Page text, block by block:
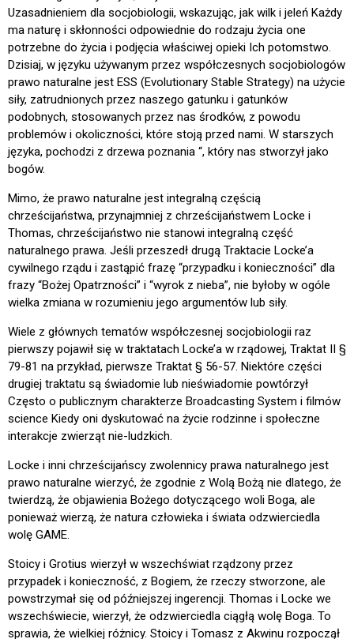
Uzasadnieniem dla socjobiologii, wskazując, jak wilk i jeleń Każdy
ma naturę i skłonności odpowiednie do rodzaju życia one
potrzebne do życia i podjęcia właściwej opieki Ich potomstwo.
Dzisiaj, w języku używanym przez współczesnych socjobiologów
prawo naturalne jest ESS (Evolutionary Stable Strategy) na użycie
siły, zatrudnionych przez naszego gatunku i gatunków
podobnych, stosowanych przez nas środków, z powodu
problemów i okoliczności, które stoją przed nami. W starszych
języka, pochodzi z drzewa poznania “, który nas stworzył jako
bogów.
Mimo, że prawo naturalne jest integralną częścią
chrześcijaństwa, przynajmniej z chrześcijaństwem Locke i
Thomas, chrześcijaństwo nie stanowi integralną część
naturalnego prawa. Jeśli przeszedł drugą Traktacie Locke’a
cywilnego rządu i zastąpić frazę “przypadku i konieczności” dla
frazy “Bożej Opatrzności” i “wyrok z nieba”, nie byłoby w ogóle
wielka zmiana w rozumieniu jego argumentów lub siły.
Wiele z głównych tematów współczesnej socjobiologii raz
pierwszy pojawił się w traktatach Locke’a w rządowej, Traktat II §
79-81 na przykład, pierwsze Traktat § 56-57. Niektóre części
drugiej traktatu są świadomie lub nieświadomie powtórzył
Często o publicznym charakterze Broadcasting System i filmów
science Kiedy oni dyskutować na życie rodzinne i społeczne
interakcje zwierząt nie-ludzkich.
Locke i inni chrześcijańscy zwolennicy prawa naturalnego jest
prawo naturalne wierzyć, że zgodnie z Wolą Bożą nie dlatego, że
twierdzą, że objawienia Bożego dotyczącego woli Boga, ale
ponieważ wierzą, że natura człowieka i świata odzwierciedla
wolę GAME.
Stoicy i Grotius wierzył w wszechświat rządzony przez
przypadek i konieczność, z Bogiem, że rzeczy stworzone, ale
powstrzymał się od późniejszej ingerencji. Thomas i Locke we
wszechświecie, wierzył, że odzwierciedla ciągłą wolę Boga. To
sprawia, że wielkiej różnicy. Stoicy i Tomasz z Akwinu rozpoczął